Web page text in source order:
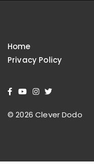
Home
Privacy Policy
© 2026 Clever Dodo